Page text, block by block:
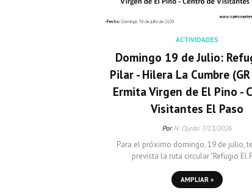
ACTIVIDADES
Domingo 19 de Julio:
Pilar - Hilera La Cumbre
Ermita Virgen de El Pino -
Visitantes El Paso
Por N. Ojeda 7/13/2026
Para el próximo domingo, 19 de julio,
prevista la ruta circular "Refugio El
AMPLIAR »